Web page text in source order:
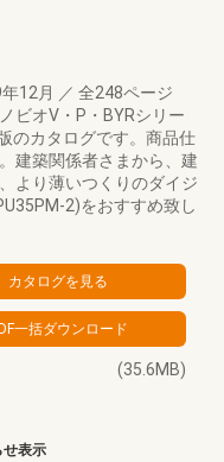
12月 ／ 全248ページ
ビオV・P・BYRシリー
のカタログです。商品仕
建築関係者さまから、建
より薄いつくりのダイジ
2)をおすすめ致し
(35.6MB)
せ表示